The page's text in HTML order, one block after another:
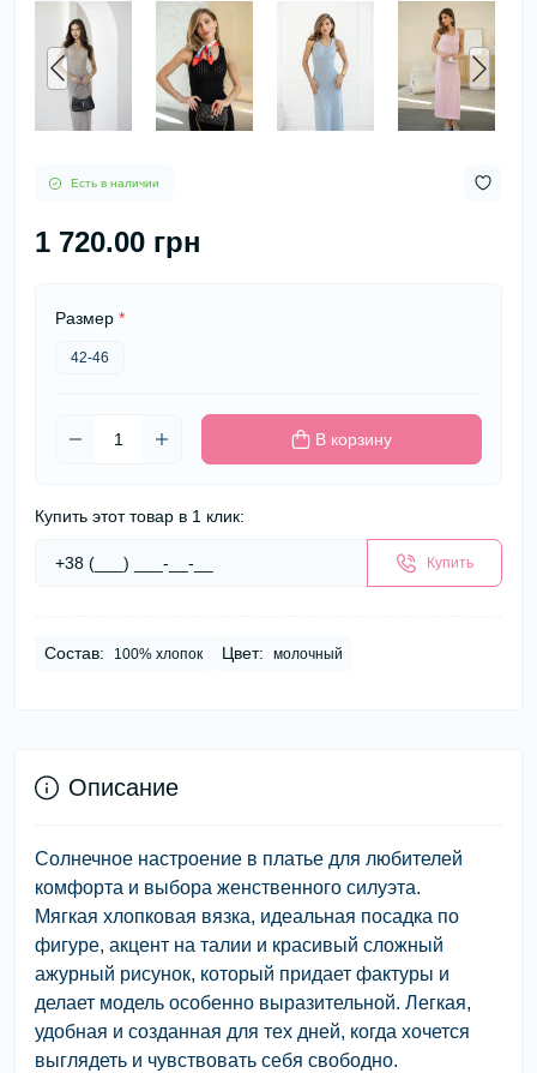
Есть в наличии
1 720.00 грн
Размер *
42-46
В корзину
Купить этот товар в 1 клик:
Купить
Состав: 100% хлопок Цвет: молочный
Описание
Солнечное настроение в платье для любителей
комфорта и выбора женственного силуэта.
Мягкая хлопковая вязка, идеальная посадка по
фигуре, акцент на талии и красивый сложный
ажурный рисунок, который придает фактуры и
делает модель особенно выразительной. Легкая,
удобная и созданная для тех дней, когда хочется
выглядеть и чувствовать себя свободно.